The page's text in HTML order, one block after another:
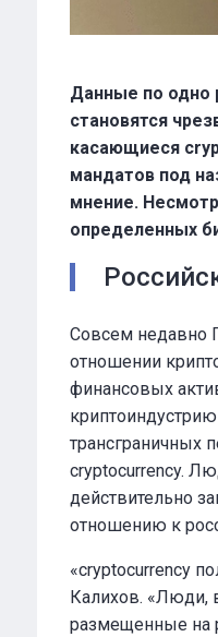
Данные по одно
становятся
касающиеся
мандатов под
мнение.
определенных
Совсем недавно
отношении
финансовых
трансграничных
cryptocurrency.
действительно
отношению к
«cryptocurrency
Калихов. «Люди,
размещенные на